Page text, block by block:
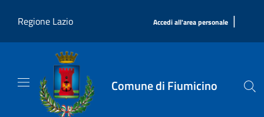
Regione Lazio
Accedi all'area personale |
Comune di Fiumicino